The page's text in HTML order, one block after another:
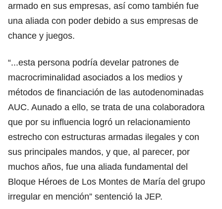
armado en sus empresas, así como también fue
una aliada con poder debido a sus empresas de
chance y juegos.
“...esta persona podría develar patrones de
macrocriminalidad asociados a los medios y
métodos de financiación de las autodenominadas
AUC. Aunado a ello, se trata de una colaboradora
que por su influencia logró un relacionamiento
estrecho con estructuras armadas ilegales y con
sus principales mandos, y que, al parecer, por
muchos años, fue una aliada fundamental del
Bloque Héroes de Los Montes de María del grupo
irregular en mención” sentenció la JEP.